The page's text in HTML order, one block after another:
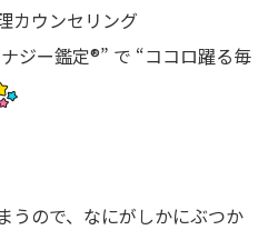
カウンセリング
ジー鑑定®” で “ココロ躍る毎
うので、なにがしかにぶつか